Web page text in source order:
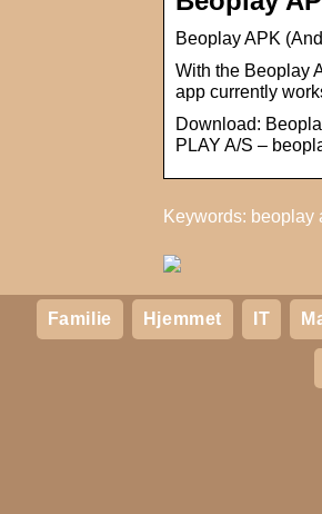
Beoplay APK
With the Beoplay
app currently
Download:
PLAY A/S –
Keywords: beoplay
Familie Hjemmet IT